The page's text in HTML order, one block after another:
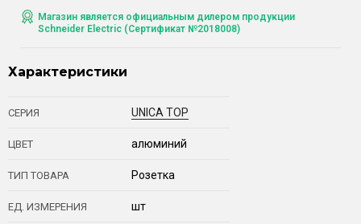
Магазин является официальным дилером продукции
Schneider Electric (Сертификат №2018008)
Характеристики
СЕРИЯ UNICA TOP
ЦВЕТ алюминий
ТИП ТОВАРА Розетка
ЕД. ИЗМЕРЕНИЯ шт